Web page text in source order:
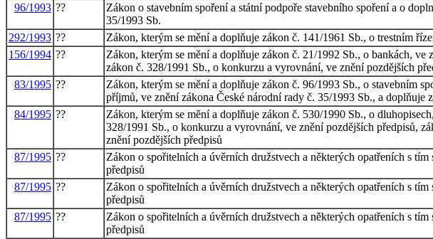
96/1993 ??
Zákon o stavebním spoření a státní podpoře stavebního spoření a o
35/1993 Sb.
292/1993 ??
Zákon, kterým se mění a doplňuje zákon č. 141/1961 Sb., o trestním
156/1994 ??
Zákon, kterým se mění a doplňuje zákon č. 21/1992 Sb., o bankách,
zákon č. 328/1991 Sb., o konkurzu a vyrovnání, ve znění pozdějších
83/1995 ??
Zákon, kterým se mění a doplňuje zákon č. 96/1993 Sb., o stavebním
příjmů, ve znění zákona České národní rady č. 35/1993 Sb., a doplňuje
84/1995 ??
Zákon, kterým se mění a doplňuje zákon č. 530/1990 Sb., o
328/1991 Sb., o konkurzu a vyrovnání, ve znění pozdějších předpisů,
znění pozdějších předpisů
87/1995 ??
Zákon o spořitelních a úvěrních družstvech a některých opatřeních s
předpisů
87/1995 ??
Zákon o spořitelních a úvěrních družstvech a některých opatřeních s
předpisů
87/1995 ??
Zákon o spořitelních a úvěrních družstvech a některých opatřeních s
předpisů